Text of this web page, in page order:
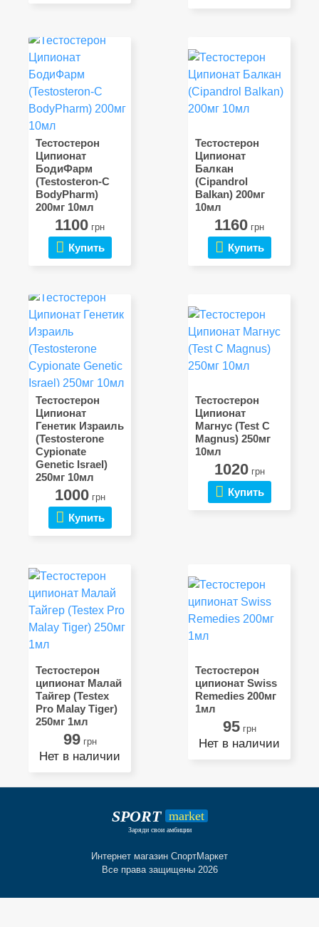
Тестостерон
Ципионат
БодиФарм
(Testosteron-C
BodyPharm)
200мг 10мл
1100 грн
Купить
Тестостерон
Ципионат
Балкан
(Cipandrol
Balkan) 200мг
10мл
1160 грн
Купить
Тестостерон
Ципионат
Генетик Израиль
(Testosterone
Cypionate
Genetic Israel)
250мг 10мл
1000грн
Купить
Тестостерон
Ципионат
Магнус (Test C
Magnus) 250мг
10мл
1020грн
Купить
Тестостерон
ципионат Малай
Тайгер (Testex
Pro Malay Tiger)
250мг 1мл
99грн
Нет в наличии
Тестостерон
ципионат Swiss
Remedies 200мг
1мл
95грн
Нет в наличии
SPORT market
Заряди свои амбиции
Интернет магазин СпортМаркет
Все права защищены 2026